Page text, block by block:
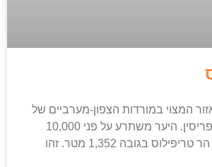
המצוי במורדות הצפון-מערביים של
הרי הטרודוס בקפריסין. היער משתרע על פני 10,000
בגובה 1,352 מטר. זהו